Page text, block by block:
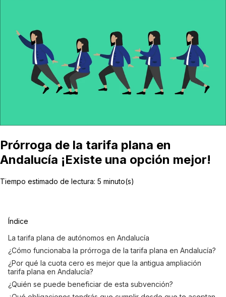
Prórroga de la tarifa plana en
Andalucía ¡Existe una opción mejor!
Tiempo estimado de lectura: 5 minuto(s)
Índice
La tarifa plana de autónomos en Andalucía
¿Cómo funcionaba la prórroga de la tarifa plana en Andalucía?
¿Por qué la cuota cero es mejor que la antigua ampliación
tarifa plana en Andalucía?
¿Quién se puede beneficiar de esta subvención?